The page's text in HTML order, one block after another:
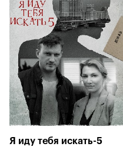
Я иду тебя искать-5